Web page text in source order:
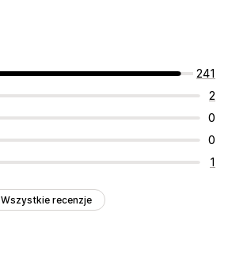
241
2
0
0
1
Wszystkie recenzje